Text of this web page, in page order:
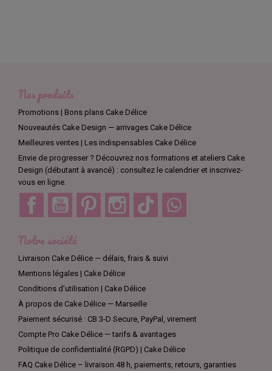
Nos produits
Promotions | Bons plans Cake Délice
Nouveautés Cake Design — arrivages Cake Délice
Meilleures ventes | Les indispensables Cake Délice
Envie de progresser ? Découvrez nos formations et ateliers Cake
Design (débutant à avancé) : consultez le calendrier et inscrivez-
vous en ligne.
Facebook YouTube Pinterest Instagram TikTok
Notre société
Livraison Cake Délice — délais, frais & suivi
Mentions légales | Cake Délice
Conditions d’utilisation | Cake Délice
À propos de Cake Délice — Marseille
Paiement sécurisé : CB 3-D Secure, PayPal, virement
Compte Pro Cake Délice — tarifs & avantages
Politique de confidentialité (RGPD) | Cake Délice
FAQ Cake Délice – livraison 48 h, paiements, retours, garanties